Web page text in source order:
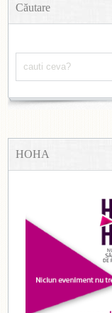
Căutare
HOHA